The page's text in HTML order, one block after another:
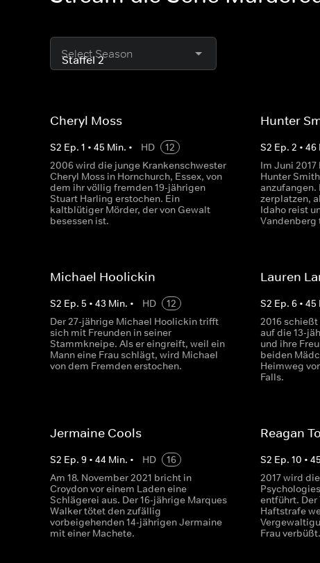
Select Season
Cheryl Moss
S2 Ep. 1 • 45 Min. • HD
12
2006 wird die junge Krankenschwester
Cheryl Moss in Hornchurch, Essex, von
dem ihr völlig fremden 19-jährigen
Stuart Harling erstochen. Ein
kaltblütiger Mörder, der von Gewalt
besessen ist.
Hunter
S2 Ep.2 •46
Im Juni
Hunter
anzufangen.
zerplatzen,
Idaho reist
Vandenberg
Michael Hoolickin
S2 Ep. 5 • 43 Min. • HD
12
Der 27-jährige Michael Hoolickin trifft
sich mit Freunden in seiner
Stammkneipe. Als er eingreift, weil ein
Mann eine Frau schlägt, wird Michael
von dem Fremden erstochen.
Lauren
S2 Ep.6 •45
2016
auf die 13-
und ihre
beiden
Heimweg
Falls.
Jermaine Cools
S2 Ep. 9 • 44 Min. • HD
16
Am 18. November 2021 bricht in
Croydon vor einem Laden eine
Schlägerei aus. Der 16-jährige Marques
Walker tötet den zufällig
vorbeigehenden 14-jährigen Jermaine
mit einer Machete.
Reagan
S2 Ep.10 •45
2017 wird
entführt. Der
Haftstrafe
Frau verbüßt.